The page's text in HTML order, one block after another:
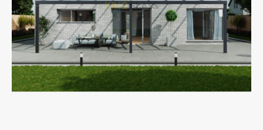
Betaalmethoden
Garantie
Veelgestelde vragen